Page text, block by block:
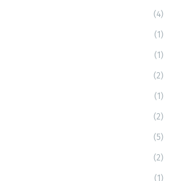
(4)
(1)
(1)
(2)
(1)
(2)
(5)
(2)
(1)